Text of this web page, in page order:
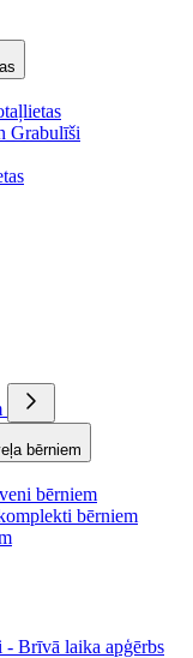
Grabulīši
bērniem
bērniem
bērniem
- Brīvā laika apģērbs